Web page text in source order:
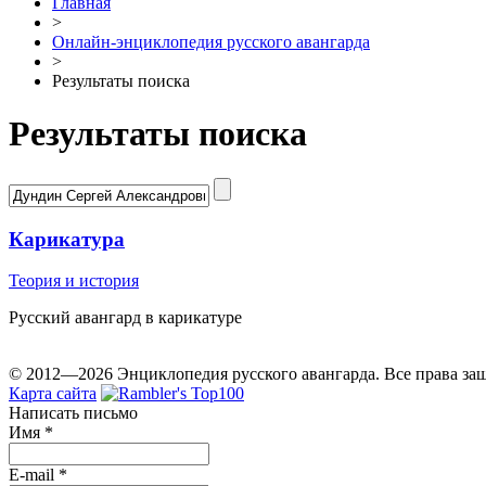
>
Онлайн-энциклопедия русского авангарда
>
Результаты поиска
Результаты поиска
Карикатура
Теория и история
Русский авангард в карикатуре
© 2012—2026 Энциклопедия русского авангарда. Все права
Карта сайта
Написать письмо
Имя *
E-mail *